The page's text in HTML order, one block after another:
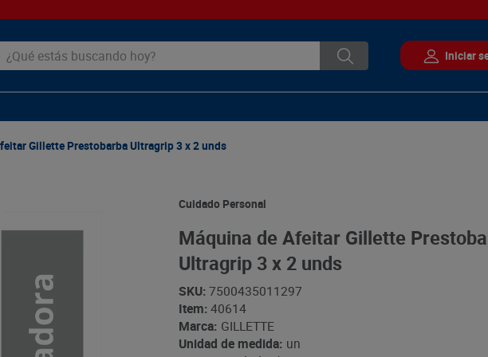
estás buscando hoy?
Gillette Prestobarba Ultragrip 3 x 2 unds
Cuidado Personal
Máquina de Afeitar Gillette
Ultragrip 3 x 2 unds
SKU: 7500435011297
Item: 40614
Marca: GILLETTE
Unidad de medida: un